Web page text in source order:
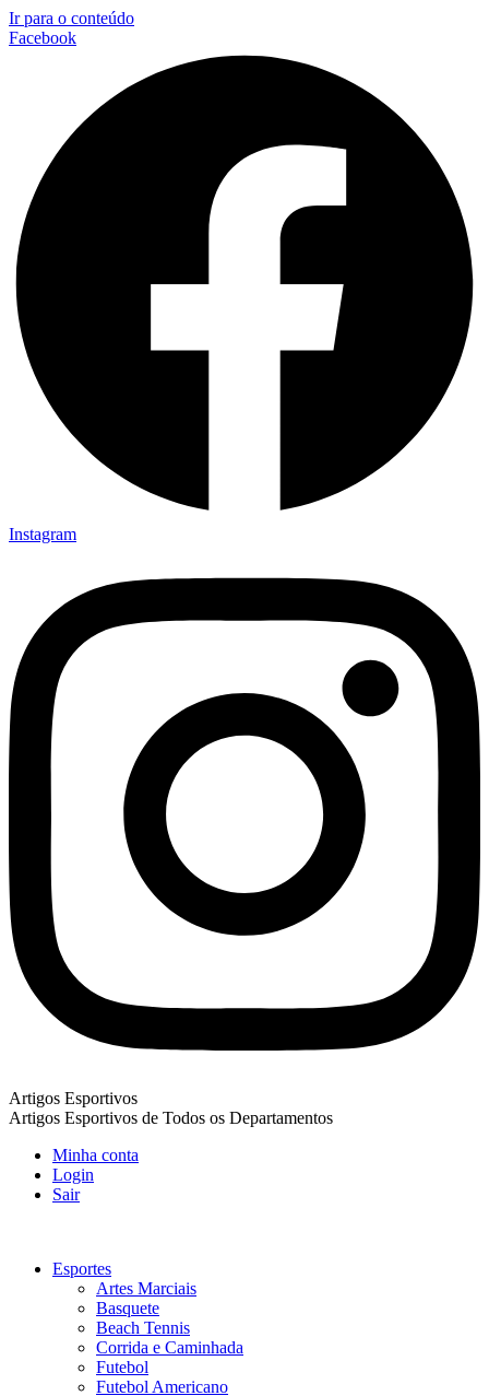
Ir para o conteúdo
Facebook
Instagram
Artigos Esportivos
Artigos Esportivos de Todos os Departamentos
Minha conta
Login
Sair
Esportes
Artes Marciais
Basquete
Beach Tennis
Corrida e Caminhada
Futebol
Futebol Americano